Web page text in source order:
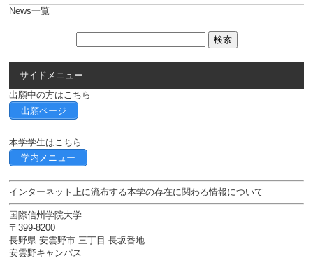
News一覧
サイドメニュー
出願中の方はこちら
出願ページ
本学学生はこちら
学内メニュー
インターネット上に流布する本学の存在に関わる情報について
国際信州学院大学
〒399-8200
長野県 安雲野市 三丁目 長坂番地
安雲野キャンパス